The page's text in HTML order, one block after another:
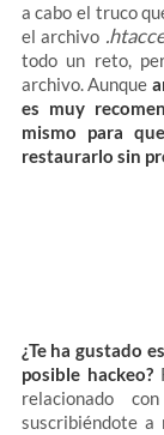
a cabo el truco
el archivo
todo un reto,
archivo. Aunque
es muy
mismo para
restaurarlo sin
¿Te ha gustado
posible hackeo?
relacionado
suscribiéndote a